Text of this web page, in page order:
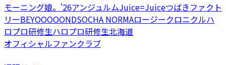
モーニング娘。'26アンジュルムJuice=Juiceつばきファクト
リーBEYOOOOONDSOCHA NORMAロージークロニクルハ
ロプロ研修生ハロプロ研修生北海道
オフィシャルファンクラブ